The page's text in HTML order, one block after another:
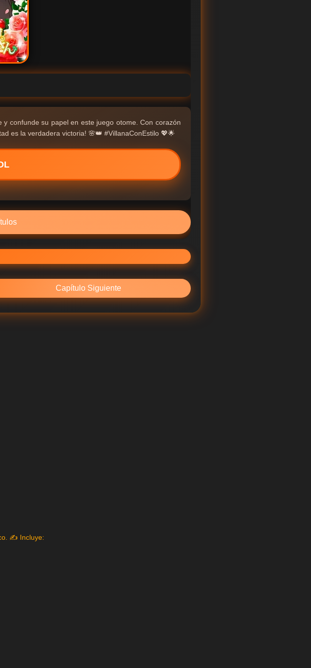
y confunde su papel en este juego otome. Con corazón
es la verdadera victoria! 🌸👑 #VillanaConEstilo 💖🌟
Capítulo Siguiente
✍️ Incluye: